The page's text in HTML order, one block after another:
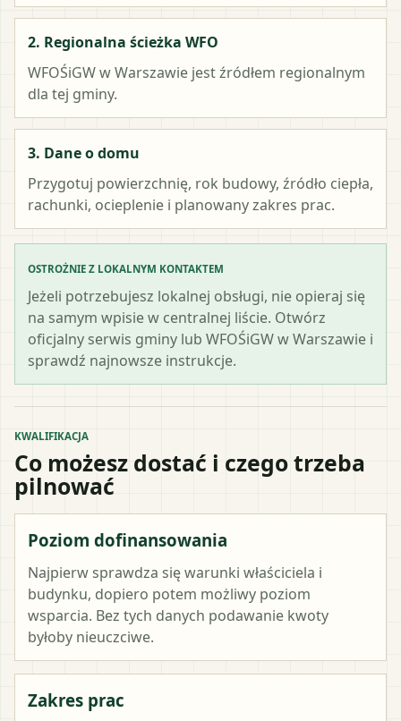
2. Regionalna ścieżka WFO
WFOŚiGW w Warszawie jest źródłem regionalnym
dla tej gminy.
3. Dane o domu
Przygotuj powierzchnię, rok budowy, źródło ciepła,
rachunki, ocieplenie i planowany zakres prac.
OSTROŻNIE Z LOKALNYM KONTAKTEM
Jeżeli potrzebujesz lokalnej obsługi, nie opieraj się
na samym wpisie w centralnej liście. Otwórz
oficjalny serwis gminy lub WFOŚiGW w Warszawie i
sprawdź najnowsze instrukcje.
KWALIFIKACJA
Co możesz dostać i czego trzeba
pilnować
Poziom dofinansowania
Najpierw sprawdza się warunki właściciela i
budynku, dopiero potem możliwy poziom
wsparcia. Bez tych danych podawanie kwoty
byłoby nieuczciwe.
Zakres prac